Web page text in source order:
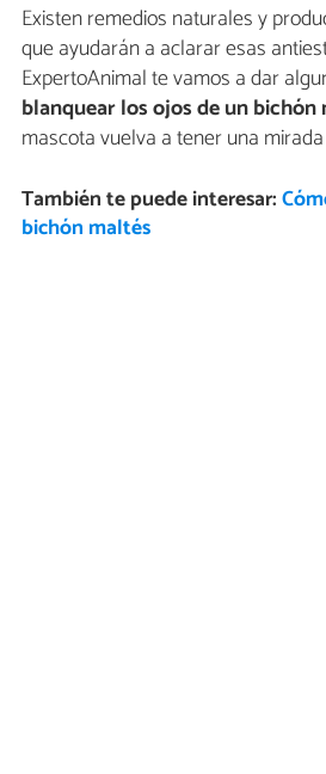
Existen remedios naturales y
que ayudarán a aclarar esas
ExpertoAnimal te vamos a dar
blanquear los ojos de un bichón
mascota vuelva a tener una
También te puede interesar:
bichón maltés